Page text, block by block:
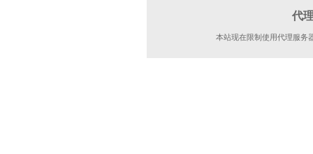
代
本站现在限制使用代理服务